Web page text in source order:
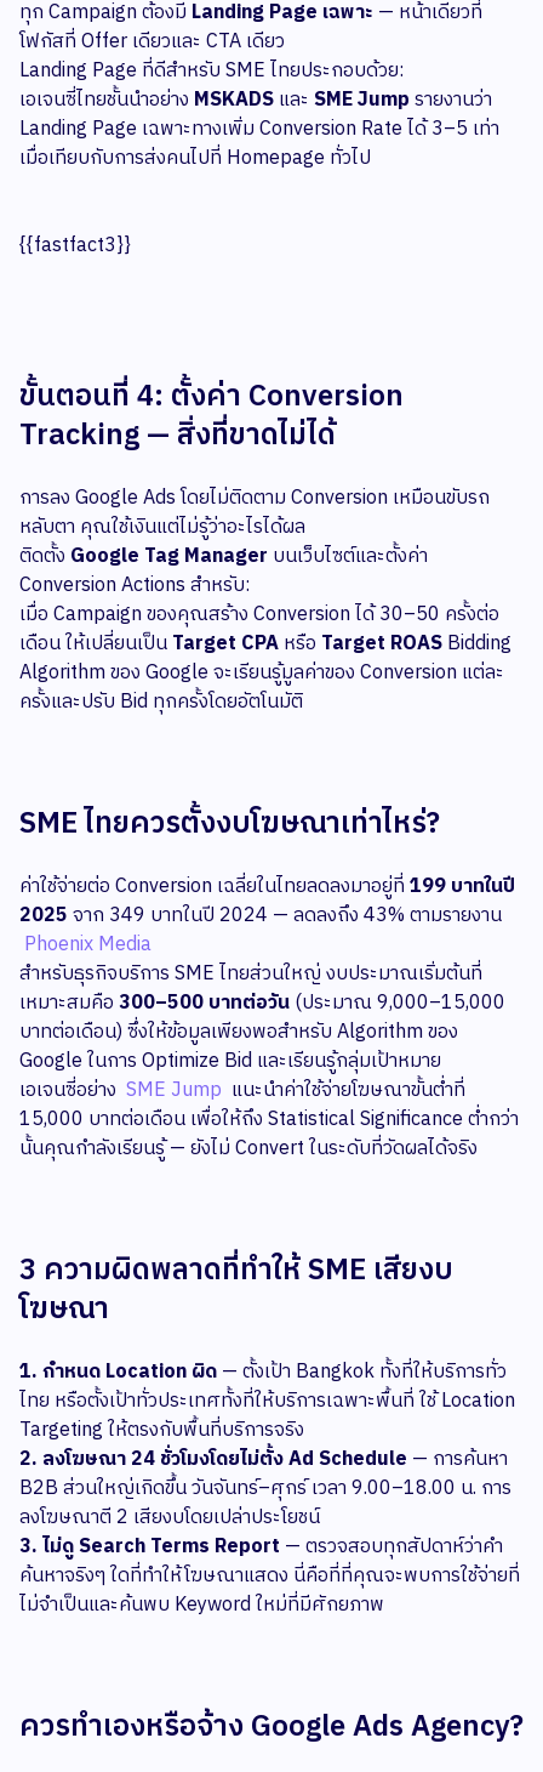
ทุก Campaign ต้องมี Landing Page เฉพาะ — หน้าเดียวที่
โฟกัสที่ Offer เดียวและ CTA เดียว
Landing Page ที่ดีสำหรับ SME ไทยประกอบด้วย:
เอเจนซี่ไทยชั้นนำอย่าง MSKADSและ SME Jumpรายงานว่า
Landing Page เฉพาะทางเพิ่ม Conversion Rate ได้ 3–5 เท่า
เมื่อเทียบกับการส่งคนไปที่ Homepage ทั่วไป
{{fastfact3}}
ขั้นตอนที่ 4: ตั้งค่า Conversion
Tracking — สิ่งที่ขาดไม่ได้
การลง Google Ads โดยไม่ติดตาม Conversion เหมือนขับรถ
หลับตา คุณใช้เงินแต่ไม่รู้ว่าอะไรได้ผล
ติดตั้ง Google Tag Manager บนเว็บไซต์และตั้งค่า
Conversion Actions สำหรับ:
เมื่อ Campaign ของคุณสร้าง Conversion ได้ 30–50 ครั้งต่อ
เดือน ให้เปลี่ยนเป็นTarget CPAหรือ Target ROASBidding
Algorithm ของ Google จะเรียนรู้มูลค่าของ Conversion แต่ละ
ครั้งและปรับ Bid ทุกครั้งโดยอัตโนมัติ
SME ไทยควรตั้งงบโฆษณาเท่าไหร่?
ค่าใช้จ่ายต่อ Conversion เฉลี่ยในไทยลดลงมาอยู่ที่199 บาทในปี
2025จาก 349 บาทในปี 2024 — ลดลงถึง 43% ตามรายงาน
Phoenix Media
สำหรับธุรกิจบริการ SME ไทยส่วนใหญ่ งบประมาณเริ่มต้นที่
เหมาะสมคือ300–500 บาทต่อวัน(ประมาณ 9,000–15,000
บาทต่อเดือน) ซึ่งให้ข้อมูลเพียงพอสำหรับ Algorithm ของ
Google ในการ Optimize Bid และเรียนรู้กลุ่มเป้าหมาย
เอเจนซี่อย่าง SME Jump แนะนำค่าใช้จ่ายโฆษณาขั้นต่ำที่
15,000 บาทต่อเดือน เพื่อให้ถึง Statistical Significance ต่ำกว่า
นั้นคุณกำลังเรียนรู้ — ยังไม่ Convert ในระดับที่วัดผลได้จริง
3 ความผิดพลาดที่ทำให้ SME เสียงบ
โฆษณา
1. กำหนด Location ผิด— ตั้งเป้า Bangkok ทั้งที่ให้บริการทั่ว
ไทย หรือตั้งเป้าทั่วประเทศทั้งที่ให้บริการเฉพาะพื้นที่ ใช้ Location
Targeting ให้ตรงกับพื้นที่บริการจริง
2. ลงโฆษณา 24 ชั่วโมงโดยไม่ตั้ง Ad Schedule — การค้นหา
B2B ส่วนใหญ่เกิดขึ้น วันจันทร์–ศุกร์ เวลา 9.00–18.00 น. การ
ลงโฆษณาตี 2 เสียงบโดยเปล่าประโยชน์
3. ไม่ดู Search Terms Report — ตรวจสอบทุกสัปดาห์ว่าคำ
ค้นหาจริงๆ ใดที่ทำให้โฆษณาแสดง นี่คือที่ที่คุณจะพบการใช้จ่ายที่
ไม่จำเป็นและค้นพบ Keyword ใหม่ที่มีศักยภาพ
ควรทำเองหรือจ้าง Google Ads Agency?